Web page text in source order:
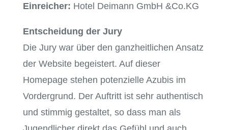
Einreicher: Hotel Deimann GmbH &Co.KG
Entscheidung der Jury
Die Jury war über den ganzheitlichen Ansatz
der Website begeistert. Auf dieser
Homepage stehen potenzielle Azubis im
Vordergrund. Der Auftritt ist sehr authentisch
und stimmig gestaltet, so dass man als